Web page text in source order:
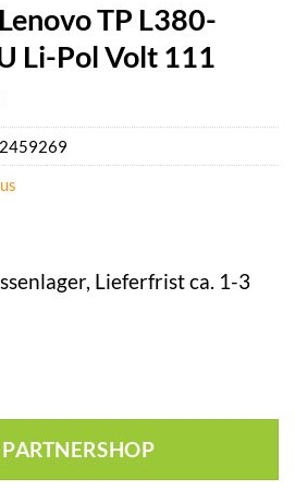
TP L380-
Li-Pol Volt 111
Lieferfrist ca. 1-3